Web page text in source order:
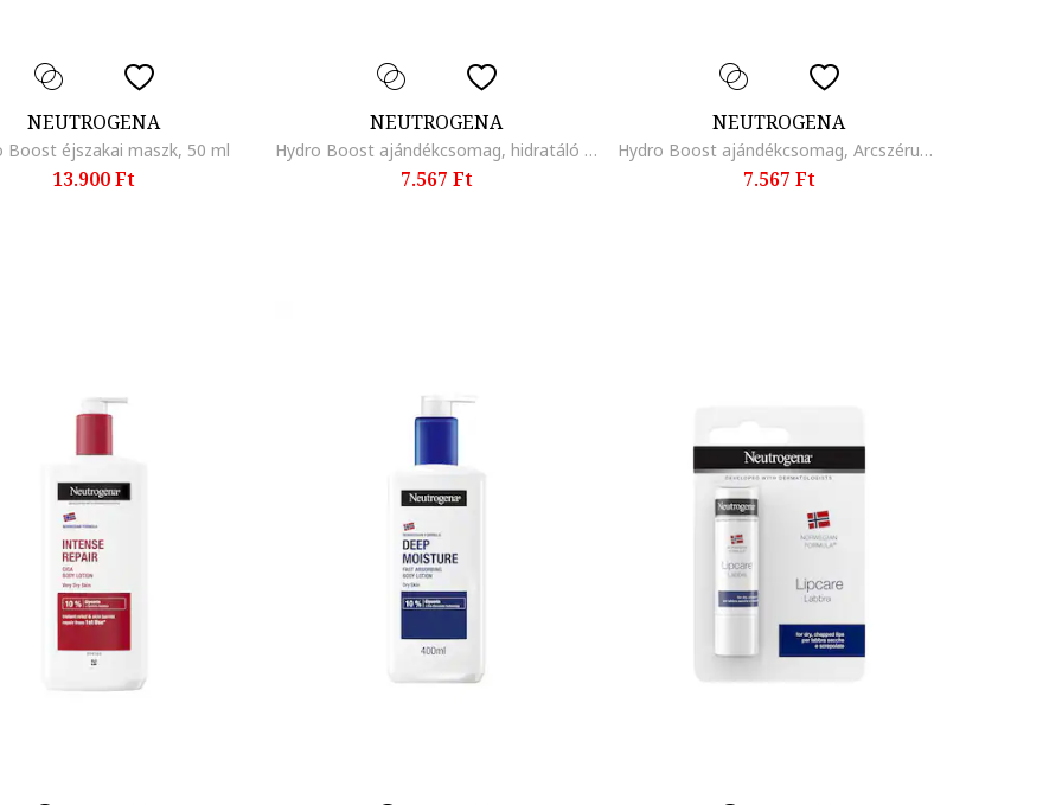
NEUTROGENA
Boost éjszakai maszk, 50 ml
13.900 Ft
NEUTROGENA
Hydro Boost ajándékcsomag, hidratáló arckrém SPF 50, 50ml + hidratáló gél normál és vegyes bőrre, 50 ml
7.567 Ft
NEUTROGENA
Hydro Boost ajándékcsomag, Arcszérum 10% niacinamiddal, 30ml + Hidratáló gél normál és kombinált bőrre, 50 ml
7.567 Ft